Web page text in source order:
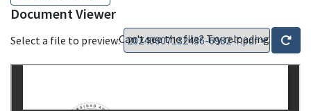
Document Viewer
Select a file to preview:Can't see the file? Try reloading